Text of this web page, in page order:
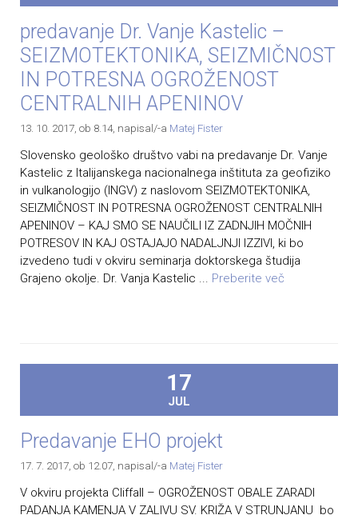
predavanje Dr. Vanje Kastelic –
SEIZMOTEKTONIKA, SEIZMIČNOST
IN POTRESNA OGROŽENOST
CENTRALNIH APENINOV
13. 10. 2017, ob 8.14, napisal/-a Matej Fister
Slovensko geološko društvo vabi na predavanje Dr. Vanje
Kastelic z Italijanskega nacionalnega inštituta za geofiziko
in vulkanologijo (INGV) z naslovom SEIZMOTEKTONIKA,
SEIZMIČNOST IN POTRESNA OGROŽENOST CENTRALNIH
APENINOV – KAJ SMO SE NAUČILI IZ ZADNJIH MOČNIH
POTRESOV IN KAJ OSTAJAJO NADALJNJI IZZIVI, ki bo
izvedeno tudi v okviru seminarja doktorskega študija
Grajeno okolje. Dr. Vanja Kastelic ... Preberite več
17
JUL
Predavanje EHO projekt
17. 7. 2017, ob 12.07 , napisal/-a Matej Fister
V okviru projekta Cliffall – OGROŽENOST OBALE ZARADI
PADANJA KAMENJA V ZALIVU SV. KRIŽA V STRUNJANU bo